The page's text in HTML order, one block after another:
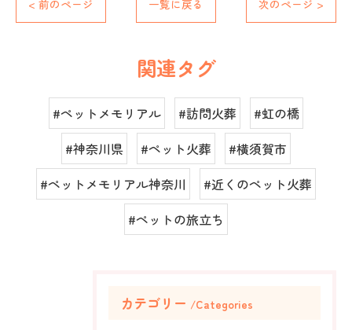
< 前のページ 一覧に戻る 次のページ >
関連タグ
#ペットメモリアル #訪問火葬
#虹の橋
#神奈川県
#ペット火葬
#横須賀市
#ペットメモリアル神奈川
#近くのペット火葬
#ペットの旅立ち
カテゴリー Categories